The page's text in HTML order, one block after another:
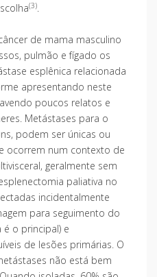
(3).
de mama masculino
pulmão e fígado os
esplênica relacionada
apresentando neste
poucos relatos e
Metástases para o
podem ser únicas ou
ocorrem num contexto de
geralmente sem
paliativa no
incidentalmente
para seguimento do
o principal) e
de lesões primárias. O
não está bem